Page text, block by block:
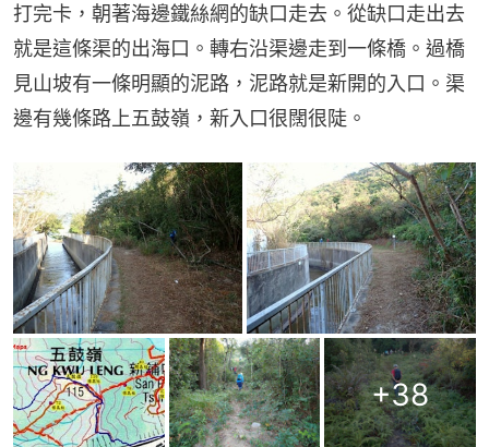
打完卡，朝著海邊鐵絲網的缺口走去。從缺口走出去
就是這條渠的出海口。轉右沿渠邊走到一條橋。過橋
見山坡有一條明顯的泥路，泥路就是新開的入口。渠
邊有幾條路上五鼓嶺，新入口很闊很陡。
+38